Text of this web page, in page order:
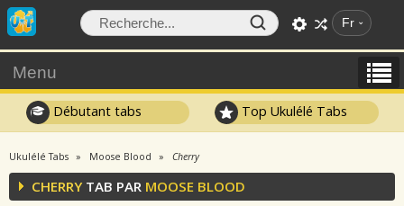
Fr
Menu
Débutant tabs Top Ukulélé Tabs
Ukulélé Tabs Moose Blood Cherry
CHERRYTAB PAR MOOSE BLOOD